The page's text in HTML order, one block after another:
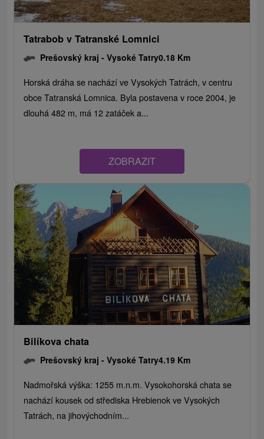
Tatrabob v Tatranské Lomnici
Prešovský kraj -Vysoké Tatry0.18 Km
Horská dráha se nachází ve Vysokých Tatrách, v centru
obce Tatranská Lomnica. Byla postavena v roce 2004, je
dlouhá 482 m, má 12 zatáček a...
ZOBRAZIT
Bilíkova chata
Prešovský kraj -Vysoké Tatry4.19 Km
Nadmořská výška: 1255 m.n.m. Vysokohorská chata se
nachází kousek od střediska Hrebienok ve Vysokých
Tatrách, na jihovýchodním...